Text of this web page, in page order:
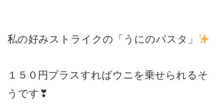
私の好みストライクの「うにのパスタ」
１５０円プラスすればウニを乗せられるそ
うです❣